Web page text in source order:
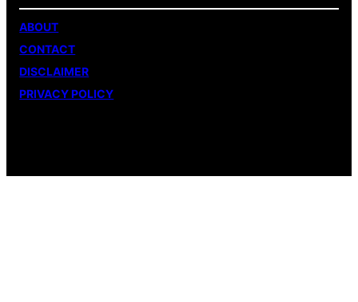
ABOUT
CONTACT
DISCLAIMER
PRIVACY POLICY